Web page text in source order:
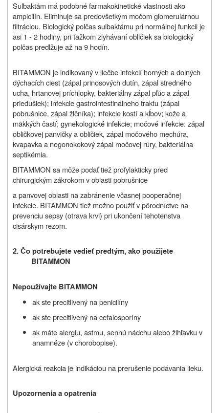
Sulbaktám má podobné farmakokinetické vlastnosti ako
ampicilín. Eliminuje sa predovšetkým močom glomerulárnou
filtráciou. Biologický polčas sulbaktámu pri normálnej funkcii je
asi 1 - 2 hodiny, pri ťažkom zlyhávaní obličiek sa biologický
polčas predlžuje až na 9 hodín.
BITAMMON je indikovaný v liečbe infekcií horných a dolných
dýchacích ciest (zápal prinosových dutín, zápal stredného
ucha, hrtanovej príchlopky, bakteriálny zápal pľúc a zápal
priedušiek); infekcie gastrointestinálneho traktu (zápal
pobrušnice, zápal žlčníka); infekcie kostí a kĺbov; kože a
mäkkých častí; gynekologické infekcie; močové infekcie: zápal
obličkovej panvičky a obličiek, zápal močového mechúra,
kvapavka a negonokokový zápal močovej rúry, bakteriálna
septikémia.
BITAMMON sa môže podať tiež profylakticky pred
chirurgickým zákrokom v oblasti pobrušnice
a panvovej oblasti na zabránenie včasnej pooperačnej
infekcie. BITAMMON tiež možno použiť v pôrodníctve na
prevenciu sepsy (otrava krvi) pri ukončení tehotenstva
cisárskym rezom.
2. Čo potrebujete vedieť predtým, ako použijete
BITAMMON
Nepoužívajte BITAMMON
ak ste precitlivený na penicilíny
ak ste precitlivený na cefalosporíny
ak máte alergiu, astmu, sennú nádchu alebo žihľavku v
anamnéze (v chorobopise).
Alergická reakcia je indikáciou na prerušenie podávania lieku.
Upozornenia a opatrenia